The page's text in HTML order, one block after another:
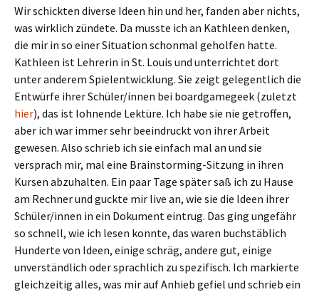
Wir schickten diverse Ideen hin und her, fanden aber nichts,
was wirklich zündete. Da musste ich an Kathleen denken,
die mir in so einer Situation schonmal geholfen hatte.
Kathleen ist Lehrerin in St. Louis und unterrichtet dort
unter anderem Spielentwicklung. Sie zeigt gelegentlich die
Entwürfe ihrer Schüler/innen bei boardgamegeek (zuletzt
hier), das ist lohnende Lektüre. Ich habe sie nie getroffen,
aber ich war immer sehr beeindruckt von ihrer Arbeit
gewesen. Also schrieb ich sie einfach mal an und sie
versprach mir, mal eine Brainstorming-Sitzung in ihren
Kursen abzuhalten. Ein paar Tage später saß ich zu Hause
am Rechner und guckte mir live an, wie sie die Ideen ihrer
Schüler/innen in ein Dokument eintrug. Das ging ungefähr
so schnell, wie ich lesen konnte, das waren buchstäblich
Hunderte von Ideen, einige schräg, andere gut, einige
unverständlich oder sprachlich zu spezifisch. Ich markierte
gleichzeitig alles, was mir auf Anhieb gefiel und schrieb ein